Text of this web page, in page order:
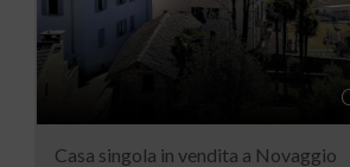
Casa singola in vendita a Novaggio